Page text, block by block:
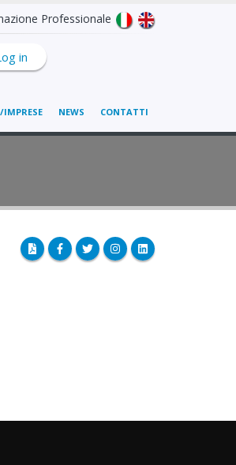
Professionale
in
IMPRESE NEWS CONTATTI